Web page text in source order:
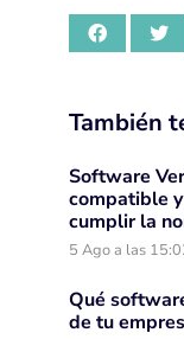
También
Software
compatible
cumplir la
5 Ago a las
Qué
de tu